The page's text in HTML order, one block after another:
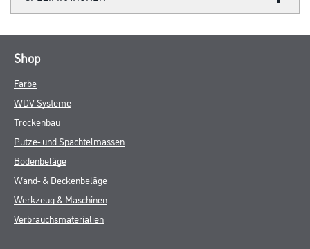
Shop
Farbe
WDV-Systeme
Trockenbau
Putze- und Spachtelmassen
Bodenbeläge
Wand- & Deckenbeläge
Werkzeug & Maschinen
Verbrauchsmaterialien